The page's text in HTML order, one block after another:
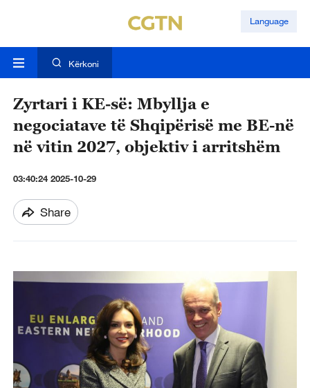
Language
Kërkoni
Zyrtari i KE-së: Mbyllja e
negociatave të Shqipërisë me BE-në
në vitin 2027, objektiv i arritshëm
03:40:24 2025-10-29
Share